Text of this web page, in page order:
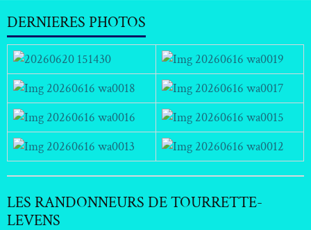
DERNIERES PHOTOS
LES RANDONNEURS DE TOURRETTE-
LEVENS